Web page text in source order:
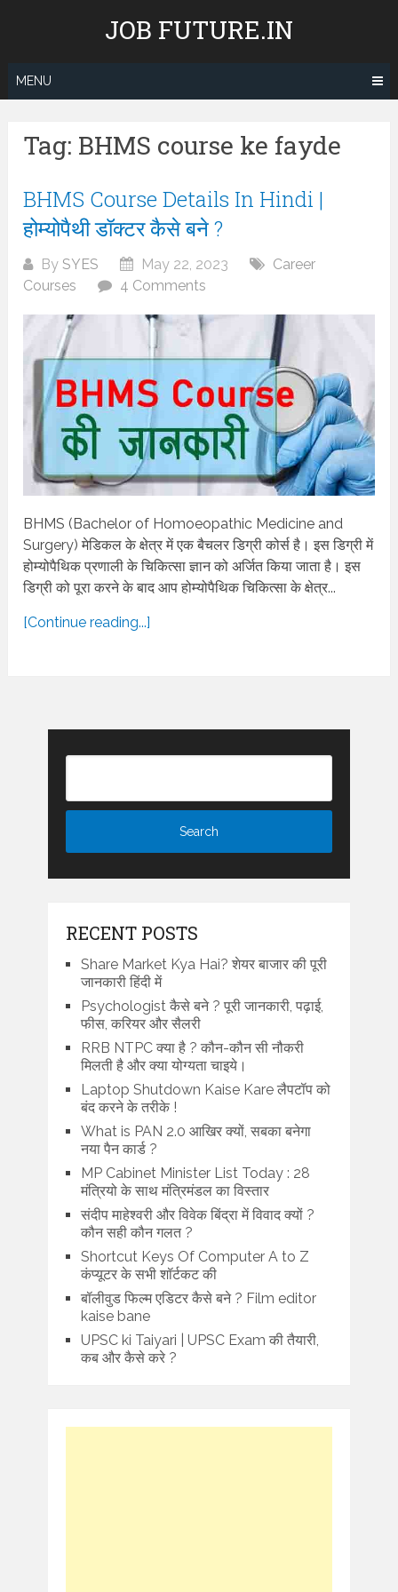
JOB FUTURE.IN
MENU
Tag: BHMS course ke fayde
BHMS Course Details In Hindi |
होम्योपैथी डॉक्टर कैसे बने ?
BySYES May 22, 2023
Career
Courses
4 Comments
BHMS (Bachelor of Homoeopathic Medicine and
Surgery) मेडिकल के क्षेत्र में एक बैचलर डिग्री कोर्स है। इस डिग्री में
होम्योपैथिक प्रणाली के चिकित्सा ज्ञान को अर्जित किया जाता है। इस
डिग्री को पूरा करने के बाद आप होम्योपैथिक चिकित्सा के क्षेत्र...
[Continue reading...]
RECENT POSTS
Share Market Kya Hai? शेयर बाजार की पूरी
जानकारी हिंदी में
Psychologist कैसे बने ? पूरी जानकारी, पढ़ाई,
फीस, करियर और सैलरी
RRB NTPC क्या है ? कौन-कौन सी नौकरी
मिलती है और क्या योग्यता चाइये।
Laptop Shutdown Kaise Kare लैपटॉप को
बंद करने के तरीके !
What is PAN 2.0 आखिर क्यों, सबका बनेगा
नया पैन कार्ड ?
MP Cabinet Minister List Today : 28
मंत्रियो के साथ मंत्रिमंडल का विस्तार
संदीप माहेश्वरी और विवेक बिंद्रा में विवाद क्यों ?
कौन सही कौन गलत ?
Shortcut Keys Of Computer A to Z
कंप्यूटर के सभी शॉर्टकट की
बॉलीवुड फिल्म एडिटर कैसे बने ? Film editor
kaise bane
UPSC ki Taiyari | UPSC Exam की तैयारी,
कब और कैसे करे ?